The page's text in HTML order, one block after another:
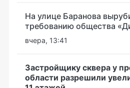
На улице Баранова
требованию общества
вчера, 13:41
Застройщику сквера у
области разрешили